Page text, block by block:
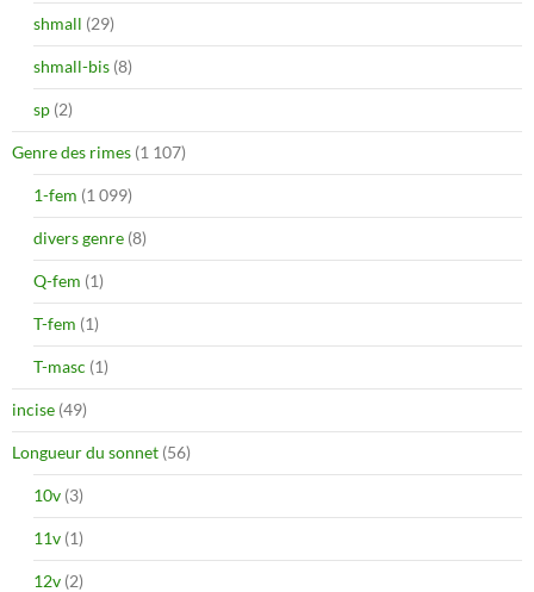
shmall (29)
shmall-bis (8)
sp (2)
Genre des rimes (1 107)
1-fem (1 099)
divers genre (8)
Q-fem (1)
T-fem (1)
T-masc (1)
incise (49)
Longueur du sonnet (56)
10v (3)
11v (1)
12v (2)